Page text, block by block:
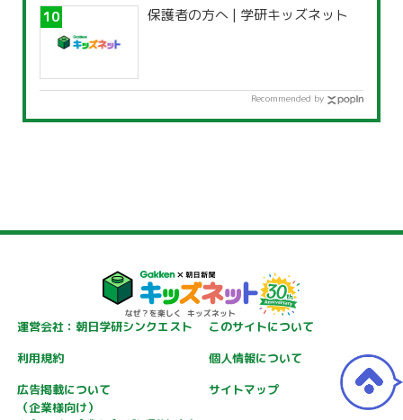
保護者の方へ | 学研キッズネット
Recommended by
運営会社：朝日学研シンクエスト
このサイトについて
利用規約
個人情報について
広告掲載について
（企業様向け）
サイトマップ